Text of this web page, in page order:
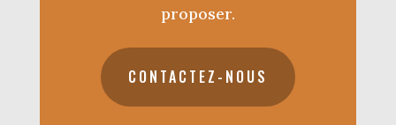
proposer.
CONTACTEZ-NOUS